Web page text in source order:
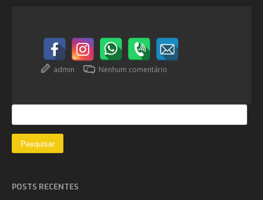
admin Nenhum comentário
POSTS RECENTES